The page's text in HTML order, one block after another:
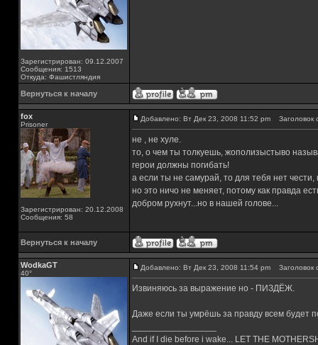
Зарегистрирован: 09.12.2007
Сообщения: 1513
Откуда: Фашистляндия
Вернуться к началу
fox
Prisoner
Зарегистрирован: 20.12.2008
Сообщения: 58
Добавлено: Вт Дек 23, 2008 11:52 pm Заголовок
не , не хуле.
то, о чем ты толкуешь, жополизыстыво
герои должны погибать!
а если ты не самурай, то для тебя нет
но это ничо не меняет, потому как правда
добром рухнут...но в нашей голове...
Вернуться к началу
WodkaGT
40°
Добавлено: Вт Дек 23, 2008 11:54 pm Заголовок
Извиняюсь за выражение но - ПИЗДЁЖ.
Даже если ты умрёшь за правду всем будет
And if I die before i wake... LET THE